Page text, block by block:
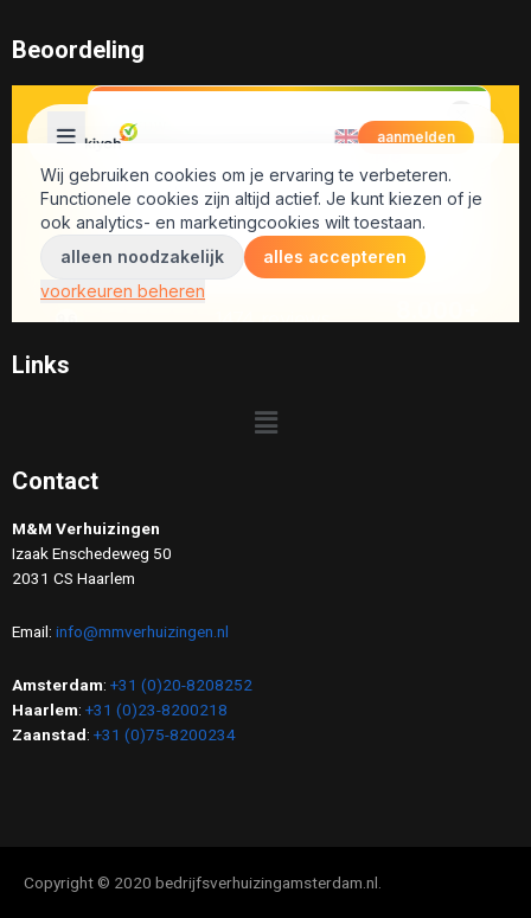
Beoordeling
Links
Contact
M&M Verhuizingen
Izaak Enschedeweg 50
2031 CS Haarlem
Email: info@mmverhuizingen.nl
Amsterdam: +31 (0)20-8208252
Haarlem: +31 (0)23-8200218
Zaanstad: +31 (0)75-8200234
Copyright © 2020 bedrijfsverhuizingamsterdam.nl.